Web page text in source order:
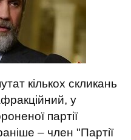
кількох скликань
у
партії
– член "Партії